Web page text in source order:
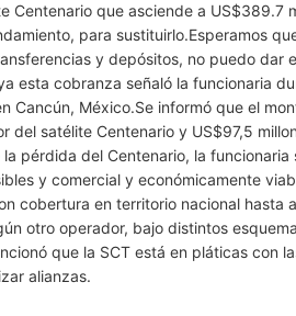
que asciende a US$389.7
para sustituirlo.Esperamos
y depósitos, no puedo dar
esta cobranza señaló la funcionaria
Cancún, México.Se informó que el
del satélite Centenario y US$97,5
pérdida del Centenario, la funcionaria
y comercial y económicamente
cobertura en territorio nacional hasta
otro operador, bajo distintos
que la SCT está en pláticas con
alianzas.